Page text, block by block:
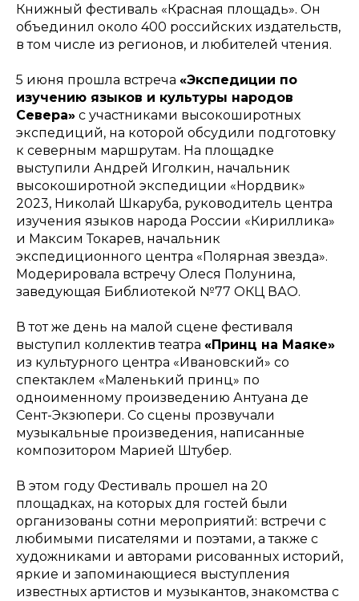
Книжный фестиваль «Красная площадь». Он
объединил около 400 российских издательств,
в том числе из регионов, и любителей чтения.
5 июня прошла встреча «Экспедиции по
изучению языков и культуры народов
Севера» с участниками высокоширотных
экспедиций, на которой обсудили подготовку
к северным маршрутам. На площадке
выступили Андрей Иголкин, начальник
высокоширотной экспедиции «Нордвик»
2023, Николай Шкаруба, руководитель центра
изучения языков народа России «Кириллика»
и Максим Токарев, начальник
экспедиционного центра «Полярная звезда».
Модерировала встречу Олеся Полунина,
заведующая Библиотекой №77 ОКЦ ВАО.
В тот же день на малой сцене фестиваля
выступил коллектив театра «Принц на Маяке»
из культурного центра «Ивановский» со
спектаклем «Маленький принц» по
одноименному произведению Антуана де
Сент-Экзюпери. Со сцены прозвучали
музыкальные произведения, написанные
композитором Марией Штубер.
В этом году Фестиваль прошел на 20
площадках, на которых для гостей были
организованы сотни мероприятий: встречи с
любимыми писателями и поэтами, а также с
художниками и авторами рисованных историй,
яркие и запоминающиеся выступления
известных артистов и музыкантов, знакомства с